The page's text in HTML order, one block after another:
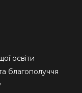
освіти
благополуччя